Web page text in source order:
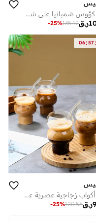
طقم كؤوس شمبانيا على شكل فراشة، قطعتان، كؤوس نبيذ على شكل فلوت مزينة بتصميم فراشة وردية، 180 مل، زجاج أنيق للنبيذ الأحمر والأبيض والشمبانيا والمشروبات الفوارة
ر.ق135.12
-25%
06:57 :
طقم أكواب زجاجية عصرية على شكل كالاباش من البورسليكات - ٤ قطع، ٥٠٠ مل | أدوات شرب مقاومة للحرارة، خفيفة الوزن، وأنيقة، للمنزل والمطاعم
ر.ق120.56
-25%